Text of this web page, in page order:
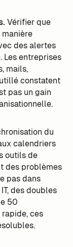
Vérifier que
des alertes
Les entreprises
mails,
constatent
pas un gain
du
calendriers
outils de
des problèmes
pas dans
des doubles
50
ces